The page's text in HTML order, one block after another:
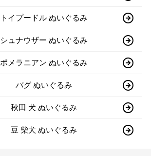
トイプードル ぬいぐるみ
シュナウザー ぬいぐるみ
ポメラニアン ぬいぐるみ
パグ ぬいぐるみ
秋田 犬 ぬいぐるみ
豆 柴犬 ぬいぐるみ